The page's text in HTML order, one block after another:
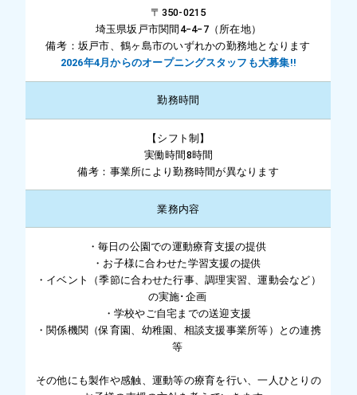
〒350-0215
埼玉県坂戸市関間4−4−7（所在地）
備考：坂戸市、鶴ヶ島市のいずれかの勤務地となります
2026年4月からのオープニングスタッフも大募集!!
勤務時間
【シフト制】
実働時間8時間
備考：事業所により勤務時間が異なります
業務内容
・毎日の公園での運動療育支援の提供
・お子様に合わせた学習支援の提供
・イベント（季節に合わせた行事、調理実習、運動会など）
の実施･企画
・学校やご自宅までの送迎支援
・関係機関（保育園、幼稚園、相談支援事業所等）との連携
等
その他にも製作や感触、運動等の療育を行い、一人ひとりの